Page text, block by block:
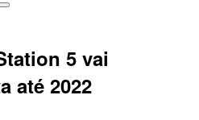
5 vai
até 2022